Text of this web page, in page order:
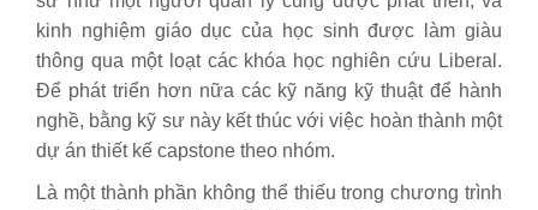
kinh nghiệm giáo dục của học sinh được làm giàu
thông qua một loạt các khóa học nghiên cứu Liberal.
Để phát triển hơn nữa các kỹ năng kỹ thuật để hành
nghề, bằng kỹ sư này kết thúc với việc hoàn thành một
dự án thiết kế capstone theo nhóm.
Là một thành phần không thể thiếu trong chương trình